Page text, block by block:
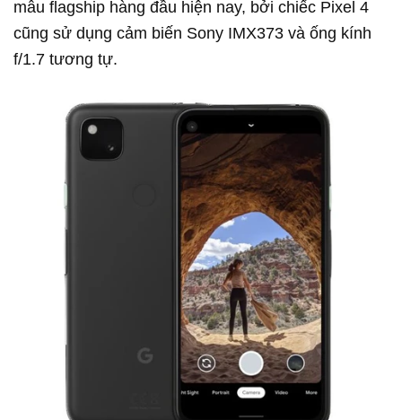
mẫu flagship hàng đầu hiện nay, bởi chiếc Pixel 4
cũng sử dụng cảm biến Sony IMX373 và ống kính
f/1.7 tương tự.